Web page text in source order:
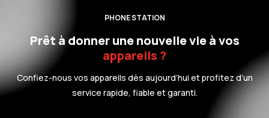
PHONE STATION
Prêt à donner une nouvelle vie à vos
appareils ?
Confiez-nous vos appareils dès aujourd’hui et profitez d’un
service rapide, fiable et garanti.